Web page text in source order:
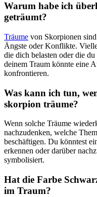
Warum habe ich
geträumt?
Träume von Skorpionen
Ängste oder⁣ Konflikte.
die dich belasten oder die‌
deinem ⁢Traum ⁢könnte eine
‌konfrontieren.
Was kann ich ⁢tun,
skorpion träume?
Wenn ‌solche Träume
nachzudenken,‌ welche
beschäftigen. Du⁤ könntest
erkennen⁢ oder⁣ darüber
symbolisiert.
Hat die Farbe
im Traum?